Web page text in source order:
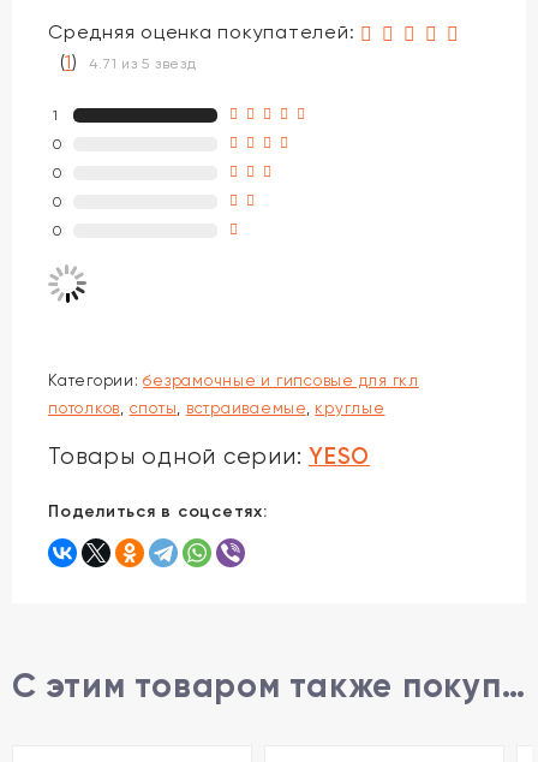
Средняя оценка покупателей:
(1)4.71 из 5 звезд
1
0
0
0
0
Категории:безрамочные и гипсовые для гкл
потолков споты встраиваемые круглые
Товары одной серии: YESO
Поделиться в соцсетях:
С этим товаром также покупают